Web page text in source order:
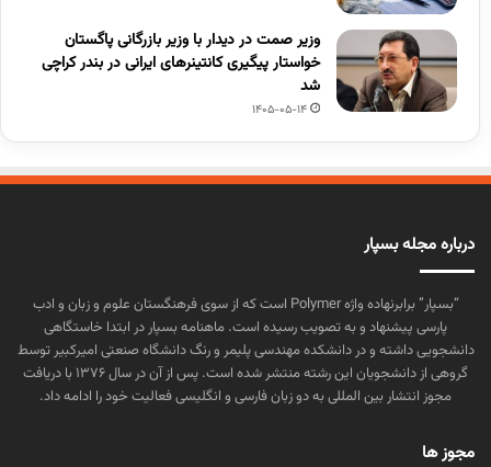
وزیر صمت در دیدار با وزیر بازرگانی پاگستان
خواستار پیگیری کانتینرهای ایرانی در بندر کراچی
شد
1405-05-14
درباره مجله بسپار
“بسپار” برابرنهاده واژه Polymer است که از سوی فرهنگستان علوم و زبان و ادب
پارسی پیشنهاد و به تصویب رسیده است. ماهنامه بسپار در ابتدا خاستگاهی
دانشجویی داشته و در دانشکده مهندسی پلیمر و رنگ دانشگاه صنعتی امیرکبیر توسط
گروهی از دانشجویان این رشته منتشر شده است. پس از آن در سال ۱۳۷۶ با دریافت
مجوز انتشار بین المللی به دو زبان فارسی و انگلیسی فعالیت خود را ادامه داد.
مجوز ها